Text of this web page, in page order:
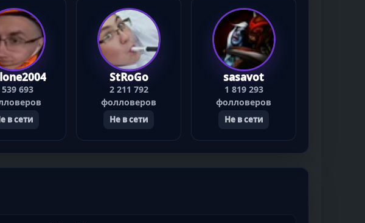
693
в сети
StRoGo
2 211 792
фолловеров
Не в сети
sasavot
1 819 293
фолловеров
Не в сети